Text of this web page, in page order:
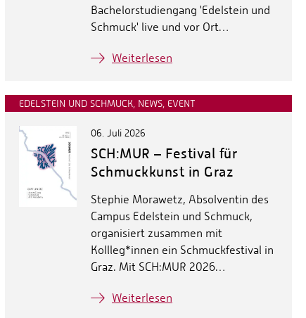
Bachelorstudiengang 'Edelstein und
Schmuck' live und vor Ort…
Weiterlesen
EDELSTEIN UND SCHMUCK, NEWS, EVENT
06. Juli 2026
SCH:MUR – Festival für
Schmuckkunst in Graz
Stephie Morawetz, Absolventin des
Campus Edelstein und Schmuck,
organisiert zusammen mit
Kollleg*innen ein Schmuckfestival in
Graz. Mit SCH:MUR 2026…
Weiterlesen